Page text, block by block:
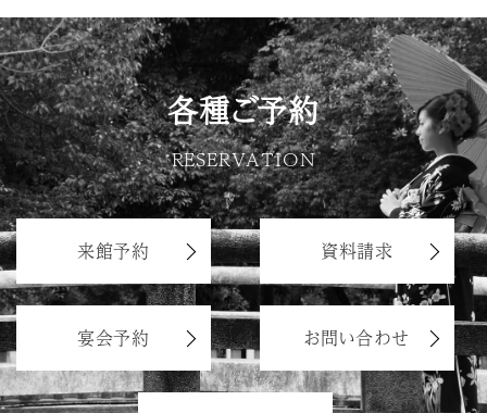
各種ご予約
RESERVATION
来館予約 資料請求
宴会予約 お問い合わせ